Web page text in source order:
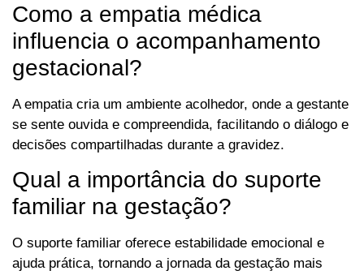
Como a empatia médica
influencia o acompanhamento
gestacional?
A empatia cria um ambiente acolhedor, onde a gestante
se sente ouvida e compreendida, facilitando o diálogo e
decisões compartilhadas durante a gravidez.
Qual a importância do suporte
familiar na gestação?
O suporte familiar oferece estabilidade emocional e
ajuda prática, tornando a jornada da gestação mais